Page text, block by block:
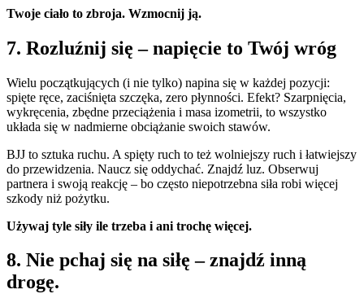
Twoje ciało to zbroja. Wzmocnij ją.
7. Rozluźnij się – napięcie to Twój wróg
Wielu początkujących (i nie tylko) napina się w każdej pozycji:
spięte ręce, zaciśnięta szczęka, zero płynności. Efekt? Szarpnięcia,
wykręcenia, zbędne przeciążenia i masa izometrii, to wszystko
układa się w nadmierne obciążanie swoich stawów.
BJJ to sztuka ruchu. A spięty ruch to też wolniejszy ruch i łatwiejszy
do przewidzenia. Naucz się oddychać. Znajdź luz. Obserwuj
partnera i swoją reakcję – bo często niepotrzebna siła robi więcej
szkody niż pożytku.
Używaj tyle siły ile trzeba i ani trochę więcej.
8. Nie pchaj się na siłę – znajdź inną
drogę.